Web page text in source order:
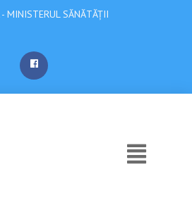
MINISTERUL SĂNĂTĂȚII